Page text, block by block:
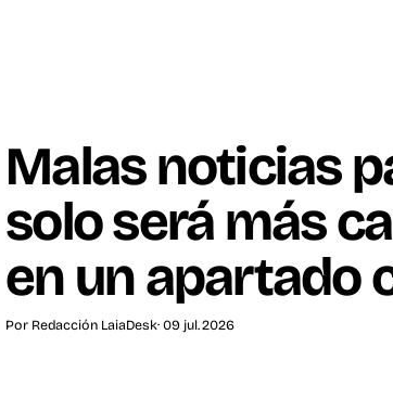
Malas noticias
solo será más
en un apartado
Por Redacción LaiaDesk· 09 jul. 2026